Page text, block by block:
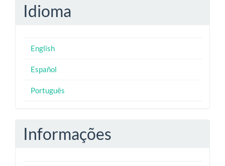
Idioma
English
Español
Português
Informações